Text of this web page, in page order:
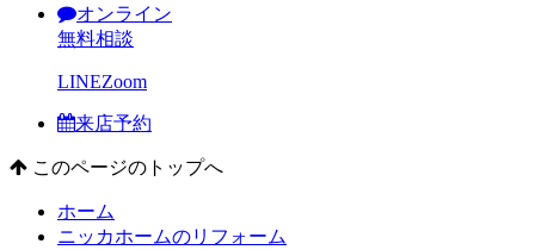
オンライン
無料相談
LINEZoom
来店予約
このページのトップへ
ホーム
ニッカホームのリフォーム